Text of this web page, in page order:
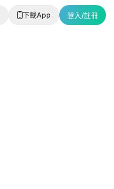
下載App 登入/註冊